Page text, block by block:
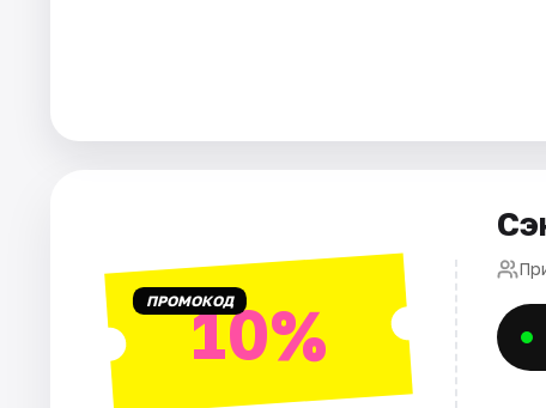
ПРОМОКОД10%